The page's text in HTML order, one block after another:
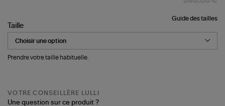
Bleu
Blanc
Guide des tailles
Taille
Prendre votre taille habituelle.
VOTRE CONSEILLÈRE LULLI
Une question sur ce produit ?